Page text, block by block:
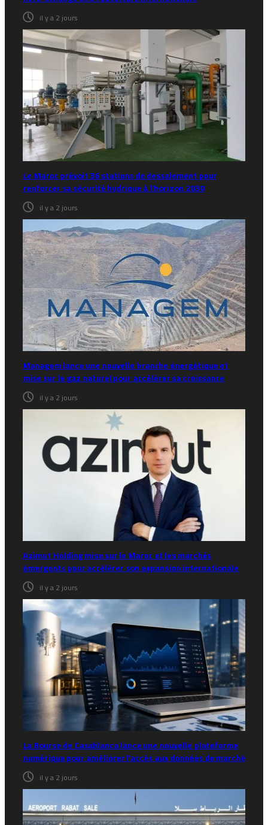
il y a 2 jours
Le Maroc prévoit 36 stations de dessalement pour
renforcer sa sécurité hydrique à l’horizon 2030
il y a 2 jours
Managem lance une nouvelle branche énergétique et
mise sur le gaz naturel pour accélérer sa croissance
il y a 2 jours
Azimut Holding mise sur le Maroc et les marchés
émergents pour accélérer son expansion internationale
il y a 2 jours
La Bourse de Casablanca lance une nouvelle plateforme
numérique pour améliorer l’accès aux données de marché
il y a 2 jours